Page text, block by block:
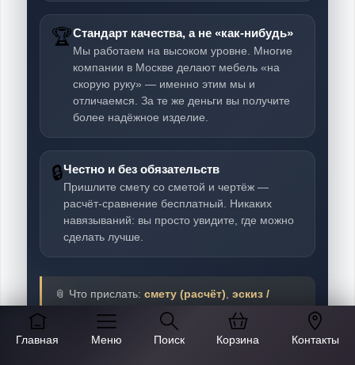
Главная Меню Поиск Корзина Контакты
🏆Стандарт качества, а не «как-нибудь»
Мы работаем на высоком уровне. Многие
компании в Москве делают мебель «на
скорую руку» — именно этим мы и
отличаемся. За те же деньги вы получите
более надёжное изделие.
🔒Честно и без обязательств
Пришлите смету со сметой и чертёж —
расчёт-сравнение бесплатный. Никаких
навязываний: вы просто увидите, где можно
сделать лучше.
📎 Что прислать: смету (расчёт), эскиз /
и, по возможности, спецификацию
материалов и фурнитуры. Ответим в течение 5
минут в рабочее время.